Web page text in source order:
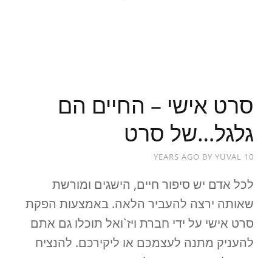
סרט אישי – החיים הם
גלגל…של סרט
10 YEARS AGO
BY YUVAL
לכל אדם יש סיפור חיים, הישגים ומורשת
שאותה ירצה להעביר הלאה. באמצעות הפקת
סרט אישי על ידי חברת ויז`ואל תוכלו גם אתם
להעניק מתנה לעצמכם או ליקירכם. להנציח